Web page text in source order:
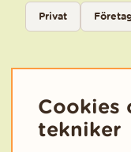
Välj kategori för
Privat
Cookies
tekniker